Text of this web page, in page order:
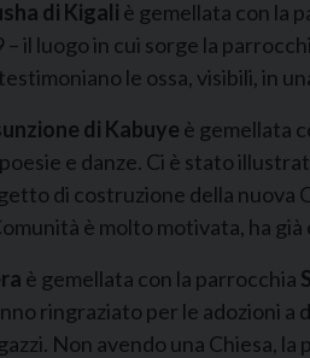
di Kigali è gemellata con la
il luogo in cui sorge la
le ossa, visibili, in
di Kabuye è gemellata
e danze. Ci è stato
di costruzione della nuova
è molto motivata, ha
è gemellata con la parrocchia
ringraziato per le adozioni
Non avendo una Chiesa,